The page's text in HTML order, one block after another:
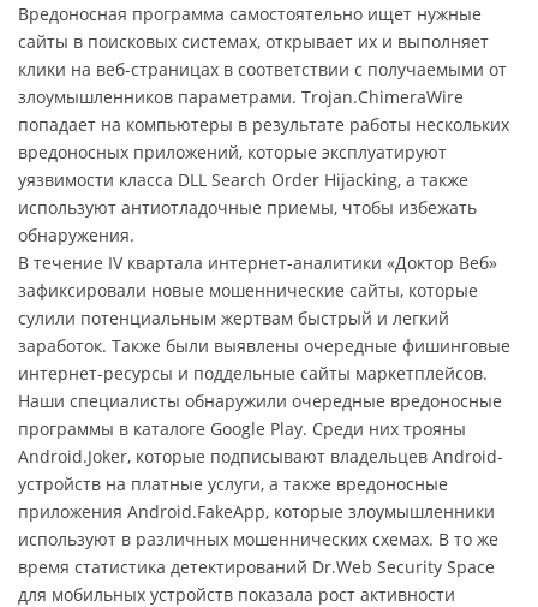
Вредоносная программа самостоятельно ищет нужные
сайты в поисковых системах, открывает их и выполняет
клики на веб-страницах в соответствии с получаемыми от
злоумышленников параметрами. Trojan.ChimeraWire
попадает на компьютеры в результате работы нескольких
вредоносных приложений, которые эксплуатируют
уязвимости класса DLL Search Order Hijacking, а также
используют антиотладочные приемы, чтобы избежать
обнаружения.
В течение IV квартала интернет-аналитики «Доктор Веб»
зафиксировали новые мошеннические сайты, которые
сулили потенциальным жертвам быстрый и легкий
заработок. Также были выявлены очередные фишинговые
интернет-ресурсы и поддельные сайты маркетплейсов.
Наши специалисты обнаружили очередные вредоносные
программы в каталоге Google Play. Среди них трояны
Android.Joker, которые подписывают владельцев Android-
устройств на платные услуги, а также вредоносные
приложения Android.FakeApp, которые злоумышленники
используют в различных мошеннических схемах. В то же
время статистика детектирований Dr.Web Security Space
для мобильных устройств показала рост активности